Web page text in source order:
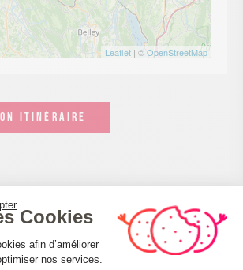
Leaflet | ©OpenStreetMap
ITINÉRAIRE
services
Cookies
de Gestion du
afin d’améliorer
nos services.